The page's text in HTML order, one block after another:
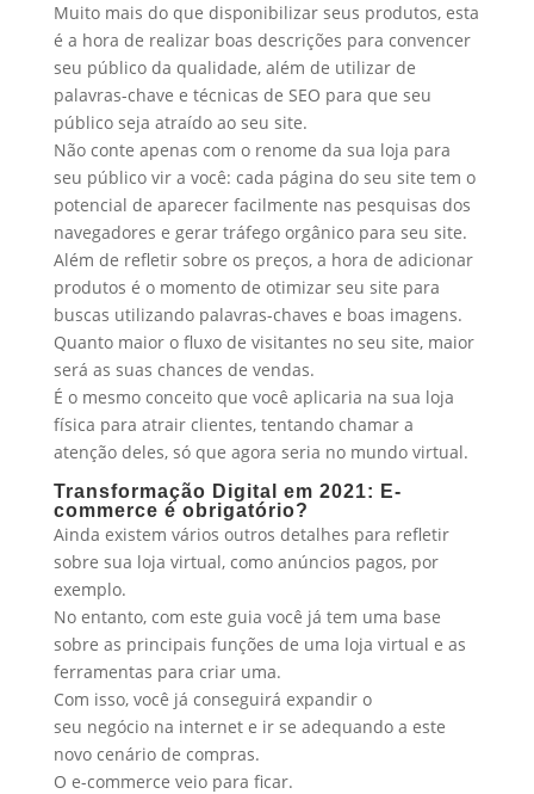
Muito mais do que disponibilizar seus produtos, esta
é a hora de realizar boas descrições para convencer
seu público da qualidade, além de utilizar de
palavras-chave e técnicas de SEO para que seu
público seja atraído ao seu site.
Não conte apenas com o renome da sua loja para
seu público vir a você: cada página do seu site tem o
potencial de aparecer facilmente nas pesquisas dos
navegadores e gerar tráfego orgânico para seu site.
Além de refletir sobre os preços, a hora de adicionar
produtos é o momento de otimizar seu site para
buscas utilizando palavras-chaves e boas imagens.
Quanto maior o fluxo de visitantes no seu site, maior
será as suas chances de vendas.
É o mesmo conceito que você aplicaria na sua loja
física para atrair clientes, tentando chamar a
atenção deles, só que agora seria no mundo virtual.
Transformação Digital em 2021: E-
commerce é obrigatório?
Ainda existem vários outros detalhes para refletir
sobre sua loja virtual, como anúncios pagos, por
exemplo.
No entanto, com este guia você já tem uma base
sobre as principais funções de uma loja virtual e as
ferramentas para criar uma.
Com isso, você já conseguirá expandir o
seu negócio na internet e ir se adequando a este
novo cenário de compras.
O e-commerce veio para ficar.